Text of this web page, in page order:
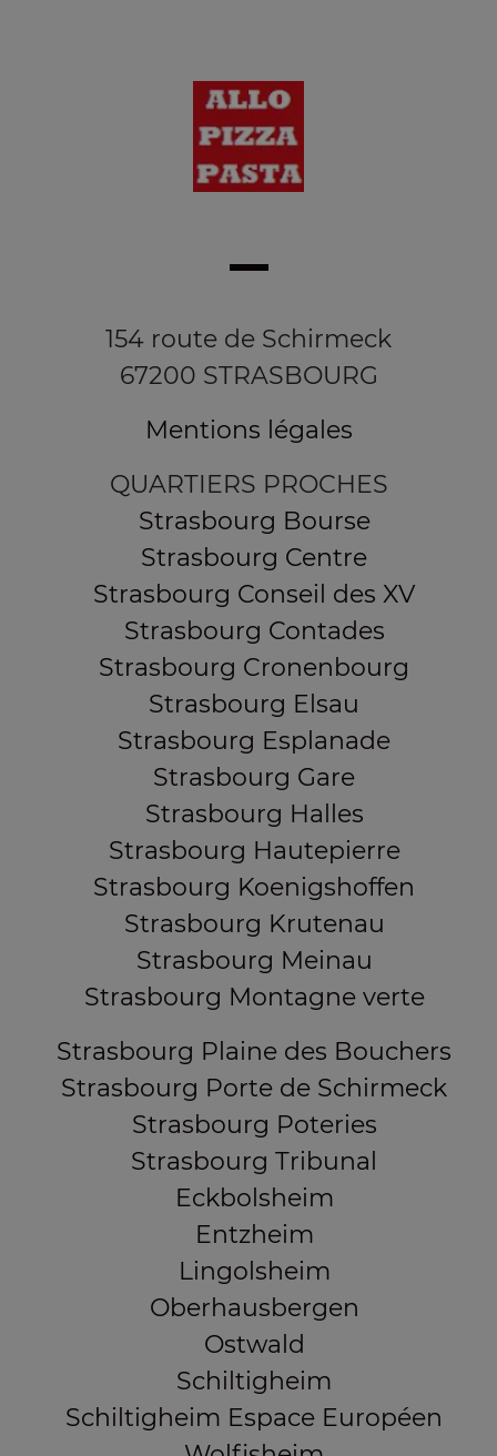
154 route de Schirmeck
67200 STRASBOURG
Mentions légales
QUARTIERS PROCHES
Strasbourg Bourse
Strasbourg Centre
Strasbourg Conseil des XV
Strasbourg Contades
Strasbourg Cronenbourg
Strasbourg Elsau
Strasbourg Esplanade
Strasbourg Gare
Strasbourg Halles
Strasbourg Hautepierre
Strasbourg Koenigshoffen
Strasbourg Krutenau
Strasbourg Meinau
Strasbourg Montagne verte
Strasbourg Plaine des Bouchers
Strasbourg Porte de Schirmeck
Strasbourg Poteries
Strasbourg Tribunal
Eckbolsheim
Entzheim
Lingolsheim
Oberhausbergen
Ostwald
Schiltigheim
Schiltigheim Espace Européen